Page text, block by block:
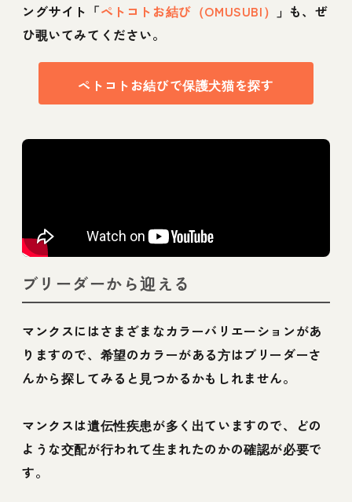
ングサイト「ペトコトお結び（OMUSUBI） 」も、ぜ
ひ覗いてみてください。
ペトコトお結びで保護犬猫を探す
ブリーダーから迎える
マンクスにはさまざまなカラーバリエーションがあ
りますので、希望のカラーがある方はブリーダーさ
んから探してみると見つかるかもしれません。
マンクスは遺伝性疾患が多く出ていますので、どの
ような交配が行われて生まれたのかの確認が必要で
す。